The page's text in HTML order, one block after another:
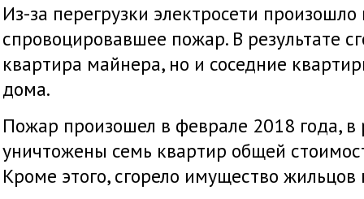
Из-за перегрузки электросети
спровоцировавшее пожар. В результате
квартира майнера, но и соседние
дома.
Пожар произошел в феврале 2018 года, в
уничтожены семь квартир общей
Кроме этого, сгорело имущество